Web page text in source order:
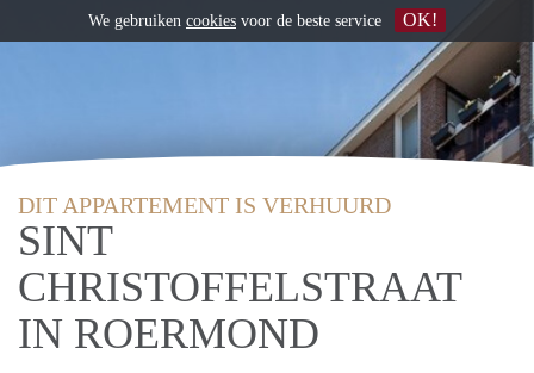
DIT APPARTEMENT IS VERHUURD
SINT
CHRISTOFFELSTRAAT
IN ROERMOND
We gebruiken cookies voor de beste service OK!